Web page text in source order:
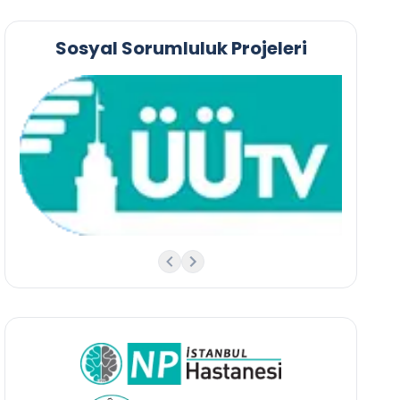
Sosyal Sorumluluk Projeleri